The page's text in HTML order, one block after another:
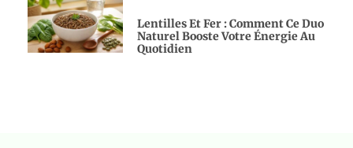
Lentilles Et Fer : Comment Ce Duo
Naturel Booste Votre Énergie Au
Quotidien